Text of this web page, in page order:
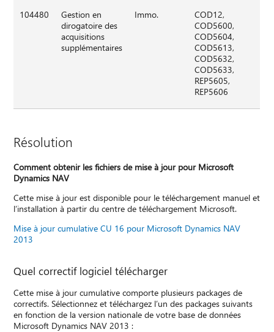
104480
Gestion en
dirogatoire des
acquisitions
supplémentaires
Immo.
COD12,
COD5600,
COD5604,
COD5613,
COD5632,
COD5633,
REP5605,
REP5606
Résolution
Comment obtenir les fichiers de mise à jour pour Microsoft
Dynamics NAV
Cette mise à jour est disponible pour le téléchargement manuel et
l’installation à partir du centre de téléchargement Microsoft.
Mise à jour cumulative CU 16 pour Microsoft Dynamics NAV
2013
Quel correctif logiciel télécharger
Cette mise à jour cumulative comporte plusieurs packages de
correctifs. Sélectionnez et téléchargez l’un des packages suivants
en fonction de la version nationale de votre base de données
Microsoft Dynamics NAV 2013 :